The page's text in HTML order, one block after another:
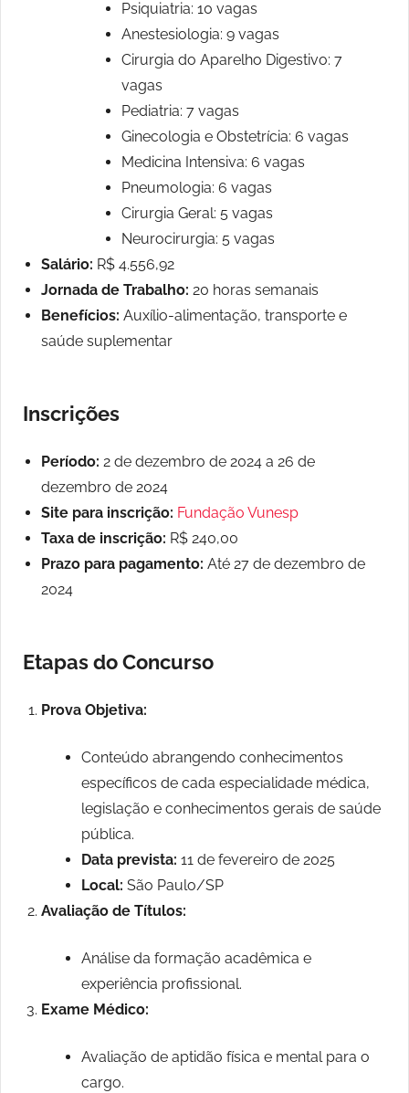
Psiquiatria: 10 vagas
Anestesiologia: 9 vagas
Cirurgia do Aparelho Digestivo: 7
vagas
Pediatria: 7 vagas
Ginecologia e Obstetrícia: 6 vagas
Medicina Intensiva: 6 vagas
Pneumologia: 6 vagas
Cirurgia Geral: 5 vagas
Neurocirurgia: 5 vagas
Salário: R$ 4.556,92
Jornada de Trabalho: 20 horas semanais
Benefícios: Auxílio-alimentação, transporte e
saúde suplementar
Inscrições
Período: 2 de dezembro de 2024 a 26 de
dezembro de 2024
Site para inscrição: Fundação Vunesp
Taxa de inscrição: R$ 240,00
Prazo para pagamento: Até 27 de dezembro de
2024
Etapas do Concurso
Prova Objetiva:
Conteúdo abrangendo conhecimentos
específicos de cada especialidade médica,
legislação e conhecimentos gerais de saúde
pública.
Data prevista: 11 de fevereiro de 2025
Local: São Paulo/SP
Avaliação de Títulos:
Análise da formação acadêmica e
experiência profissional.
Exame Médico:
Avaliação de aptidão física e mental para o
cargo.